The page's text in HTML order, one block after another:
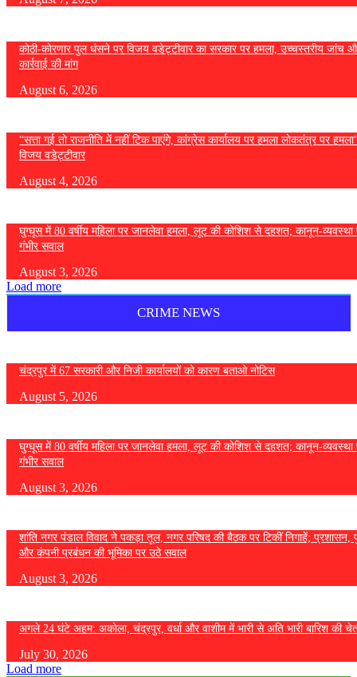
कोठी-कोरणार पुल धंसने पर विजय वडेट्टीवार का सरकार पर हमला, उच्चस्तरीय जांच
कार्रवाई की मांग
August 6, 2026
“सत्ता गई तो राजनीति में नहीं टिक पाएंगे, कांग्रेस कार्यालय पर हमला लोकतंत्र पर
विजय वडेट्टीवार
August 4, 2026
घुग्घूस में 80 वर्षीय महिला पर जानलेवा हमला, लूट की कोशिश से दहशत; कानून-व्यवस्था
गंभीर सवाल
August 3, 2026
Load more
CRIME NEWS
चंद्रपुर में 67 सरकारी और निजी कार्यालयों को कारण बताओ नोटिस
August 5, 2026
घुग्घूस में 80 वर्षीय महिला पर जानलेवा हमला, लूट की कोशिश से दहशत; कानून-व्यवस्था
गंभीर सवाल
August 3, 2026
शांति नगर पंडाल विवाद ने पकड़ा तूल, नगर परिषद की बैठक पर टिकीं निगाहें; प्रशासन,
और कंपनी प्रबंधन की भूमिका पर उठे सवाल
August 3, 2026
अगले 24 घंटे अहम: अकोला, चंद्रपुर, वर्धा और वाशीम में भारी से अति भारी बारिश की
July 30, 2026
Load more